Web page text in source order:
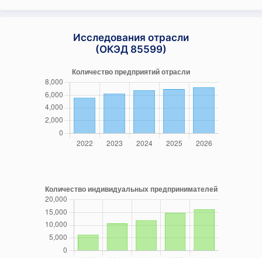
Исследования отрасли
(ОКЭД 85599)